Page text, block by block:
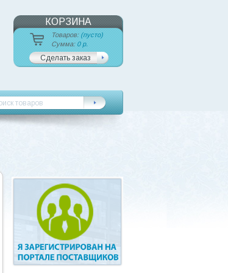
КОРЗИНА
Товаров: (пусто)
Сумма: 0 р.
Сделать заказ